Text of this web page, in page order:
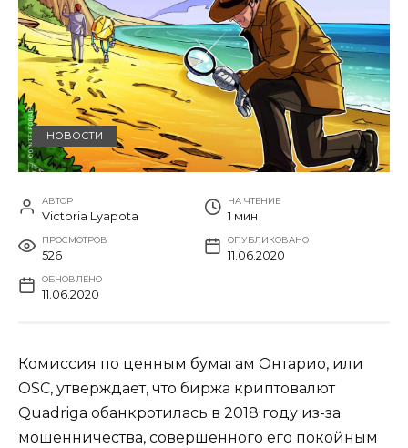
НОВОСТИ
АВТОР
Victoria Lyapota
НА ЧТЕНИЕ
1 мин
ПРОСМОТРОВ
526
ОПУБЛИКОВАНО
11.06.2020
ОБНОВЛЕНО
11.06.2020
Комиссия по ценным бумагам Онтарио, или
OSC, утверждает, что биржа криптовалют
Quadriga обанкротилась в 2018 году из-за
мошенничества, совершенного его покойным